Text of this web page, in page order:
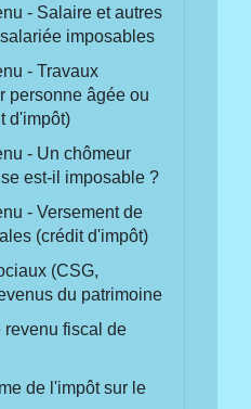
- Salaire et autres
imposables
- Travaux
personne âgée ou
d'impôt)
- Un chômeur
est-il imposable ?
- Versement de
(crédit d'impôt)
(CSG,
du patrimoine
revenu fiscal de
de l'impôt sur le